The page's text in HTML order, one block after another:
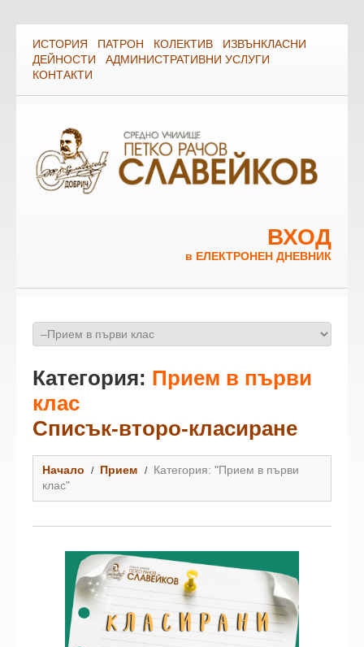
ИСТОРИЯ ПАТРОН КОЛЕКТИВ
ИЗВЪНКЛАСНИ
ДЕЙНОСТИ
АДМИНИСТРАТИВНИ УСЛУГИ
КОНТАКТИ
ВХОД
в ЕЛЕКТРОНЕН ДНЕВНИК
Категория: Прием в първи
клас
Списък-второ-класиране
Начало Прием
Категория: "Прием в първи
клас"